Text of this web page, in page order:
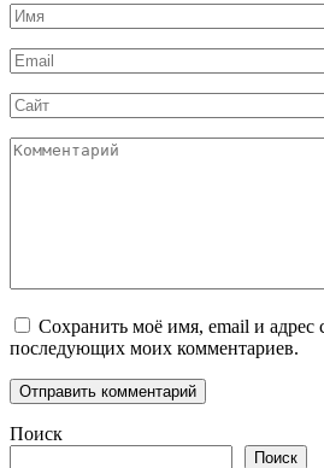
Имя
*
Email
*
Сайт
Комментарий
Сохранить моё имя, email и адрес
последующих моих комментариев.
Поиск
Поиск